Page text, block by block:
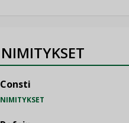
NIMITYKSET
Consti
NIMITYKSET